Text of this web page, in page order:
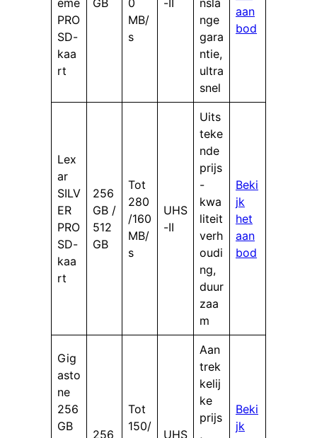
PRO
SD-
kaa
rt
MB/
s
nge
gara
ntie,
ultra
snel
aan
bod
Lex
ar
SILV
ER
PRO
SD-
kaa
rt
256
GB /
512
GB
Tot
280
/160
MB/
s
UHS
-II
Uits
teke
nde
prijs
-
kwa
liteit
verh
oudi
ng,
duur
zaa
m
Beki
jk
het
aan
bod
Gig
asto
ne
256
GB
256
Tot
150/
UHS
Aan
trek
kelij
ke
prijs
,
Beki
jk